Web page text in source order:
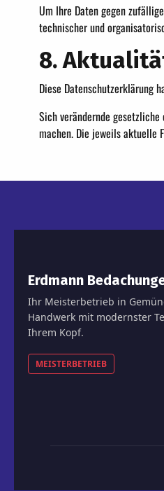
Um Ihre Daten gegen
technischer und
8.
Diese Datenschutzerklärung
Sich verändernde
machen. Die jeweils aktuelle
Erdmann
Ihr Meisterbetrieb in
Handwerk mit modernster
Ihrem Kopf.
MEISTERBETRIEB